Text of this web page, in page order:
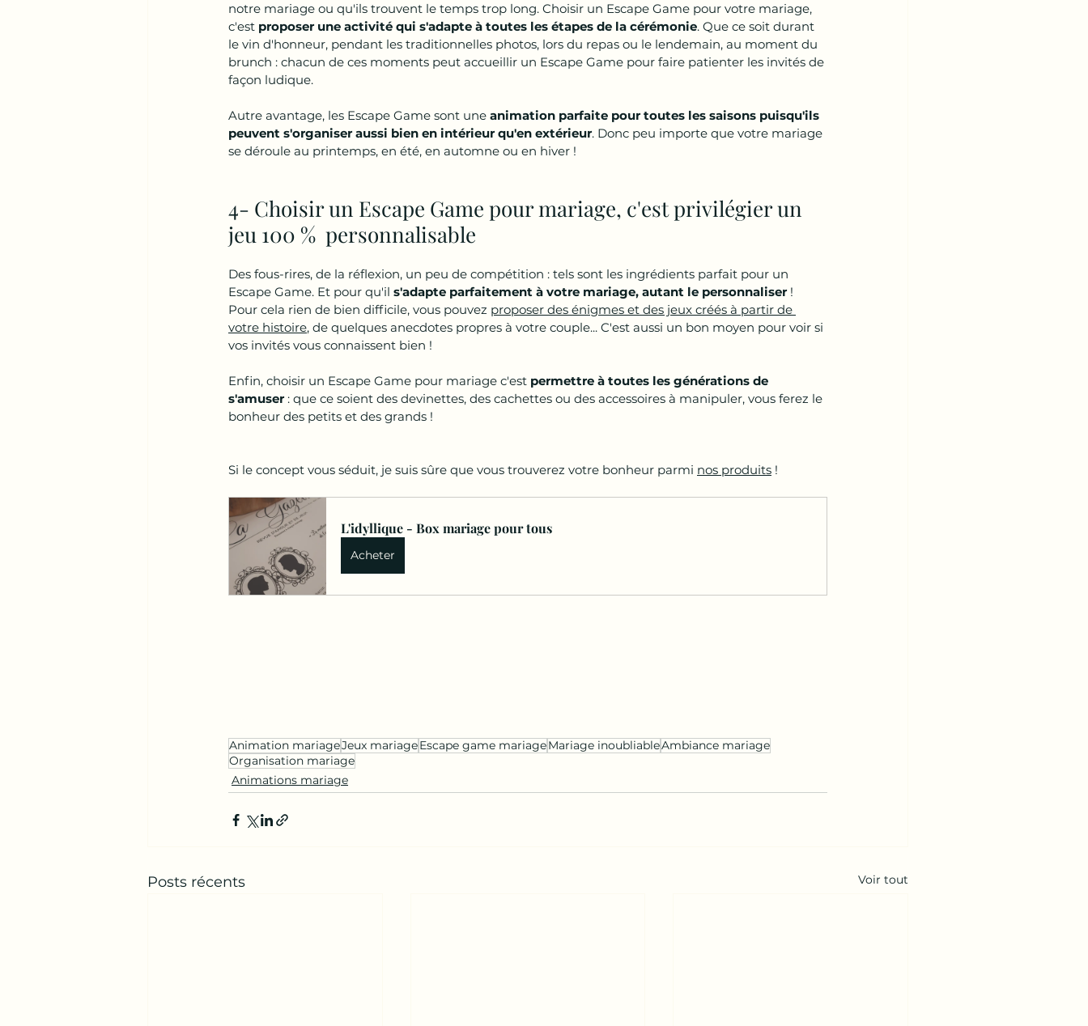
notre mariage ou qu'ils trouvent le temps trop long. Choisir un Escape Game pour votre mariage,
c'est proposer une activité qui s'adapte à toutes les étapes de la cérémonie. Que ce soit durant
le vin d'honneur, pendant les traditionnelles photos, lors du repas ou le lendemain, au moment du
brunch : chacun de ces moments peut accueillir un Escape Game pour faire patienter les invités de
façon ludique.
Autre avantage, les Escape Game sont une animation parfaite pour toutes les saisons puisqu'ils
peuvent s'organiser aussi bien en intérieur qu'en extérieur. Donc peu importe que votre mariage
se déroule au printemps, en été, en automne ou en hiver !
4- Choisir un Escape Game pour mariage, c'est privilégier un
jeu 100 %  personnalisable
Des fous-rires, de la réflexion, un peu de compétition : tels sont les ingrédients parfait pour un
Escape Game. Et pour qu'il s'adapte parfaitement à votre mariage, autant le personnaliser !
Pour cela rien de bien difficile, vous pouvez proposer des énigmes et des jeux créés à partir de
votre histoire, de quelques anecdotes propres à votre couple... C'est aussi un bon moyen pour voir si
vos invités vous connaissent bien !
Enfin, choisir un Escape Game pour mariage c'est permettre à toutes les générations de
s'amuser : que ce soient des devinettes, des cachettes ou des accessoires à manipuler, vous ferez le
bonheur des petits et des grands !
Si le concept vous séduit, je suis sûre que vous trouverez votre bonheur parmi nos produits !
L'idyllique - Box mariage pour tous
Acheter
Animation mariageJeux mariageEscape game mariageMariage inoubliableAmbiance mariage
Organisation mariage
Animations mariage
Posts récents Voir tout